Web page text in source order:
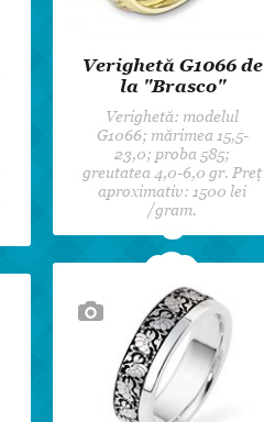
Verighetă G1066 de
la "Brasco"
Verighetă: modelul
G1066; mărimea 15,5-
23,0; proba 585;
greutatea 4,0-6,0 gr. Preț
aproximativ: 1500 lei
/gram.